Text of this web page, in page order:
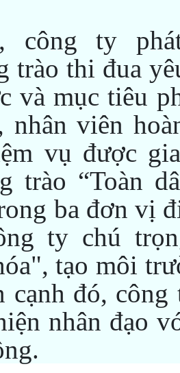
công ty
trào thi đua
và mục tiêu
nhân viên
vụ được
trào “Toàn
ba đơn vị
ty chú
tạo môi
cạnh đó,
nhân đạo